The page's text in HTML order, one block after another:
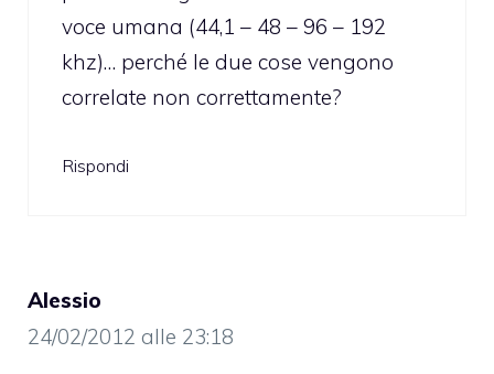
voce umana (44,1 – 48 – 96 – 192
khz)… perché le due cose vengono
correlate non correttamente?
Rispondi
Alessio
24/02/2012 alle 23:18